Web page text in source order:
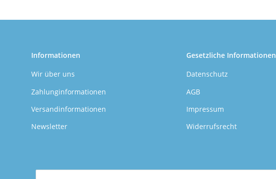
Informationen
Wir über uns
Zahlunginformationen
Versandinformationen
Newsletter
Gesetzliche Informationen
Datenschutz
AGB
Impressum
Widerrufsrecht